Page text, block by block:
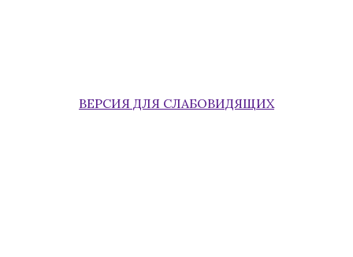
ВЕРСИЯ ДЛЯ СЛАБОВИДЯЩИХ